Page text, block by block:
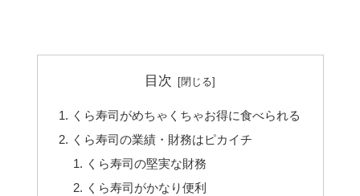
目次
くら寿司がめちゃくちゃお得に食べられる
くら寿司の業績・財務はピカイチ
くら寿司の堅実な財務
くら寿司がかなり便利